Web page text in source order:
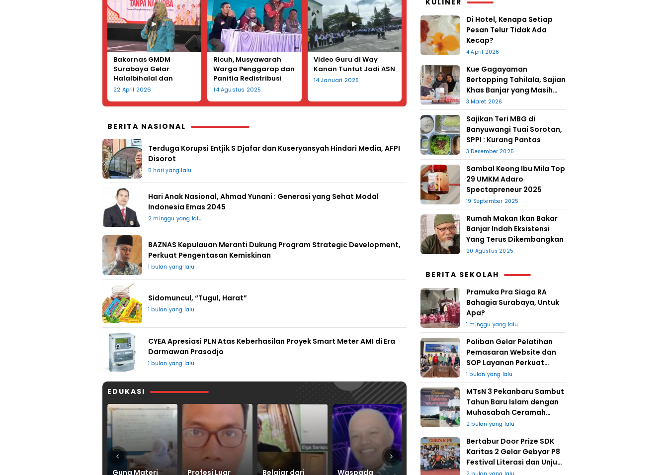
▶
Bakornas GMDM
Surabaya Gelar
Halalbihalal dan
Peringatan Hari Kartini
22 April 2026
▶
Ricuh, Musyawarah
Warga Penggarap dan
Panitia Redistribusi
Lahan di Desa
Lemparan Kursi
14 Agustus 2025
▶
Video Guru di Way
Kanan Tuntut Jadi ASN
14 Januari 2025
BERITA NASIONAL
Terduga Korupsi Entjik S Djafar dan Kuseryansyah Hindari Media, AFPI
Disorot
5 hari yang lalu
Hari Anak Nasional, Ahmad Yunani : Generasi yang Sehat Modal
Indonesia Emas 2045
2 minggu yang lalu
BAZNAS Kepulauan Meranti Dukung Program Strategic Development,
Perkuat Pengentasan Kemiskinan
1 bulan yang lalu
Sidomuncul, “Tugul, Harat”
1 bulan yang lalu
CYEA Apresiasi PLN Atas Keberhasilan Proyek Smart Meter AMI di Era
Darmawan Prasodjo
1 bulan yang lalu
EDUKASI
Profesi Luar Belajar dari Waspada Jumlah Nabi Indonesia
KULINER
Di Hotel, Kenapa Setiap
Pesan Telur Tidak Ada
Kecap?
4 April 2026
Kue Gagayaman
Bertopping Tahilala, Sajian
Khas Banjar yang Masih
Bertahan
3 Maret 2026
Sajikan Teri MBG di
Banyuwangi Tuai Sorotan,
SPPI : Kurang Pantas
3 Desember 2025
Sambal Keong Ibu Mila Top
29 UMKM Adaro
Spectapreneur 2025
19 September 2025
Rumah Makan Ikan Bakar
Banjar Indah Eksistensi
Yang Terus Dikembangkan
20 Agustus 2025
BERITA SEKOLAH
Pramuka Pra Siaga RA
Bahagia Surabaya, Untuk
Apa?
1 minggu yang lalu
Poliban Gelar Pelatihan
Pemasaran Website dan
SOP Layanan Perkuat
UMKM Berkat Guru Kapuh
1 bulan yang lalu
MTsN 3 Pekanbaru Sambut
Tahun Baru Islam dengan
Muhasabah Ceramah
Agama
2 bulan yang lalu
Bertabur Door Prize SDK
Karitas 2 Gelar Gebyar P8
Festival Literasi dan Unjuk
Karya